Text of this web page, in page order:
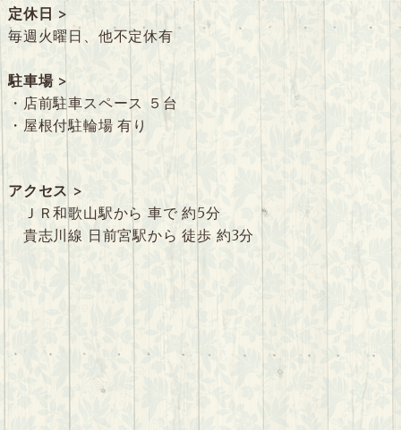
定休日 >
毎週火曜日、他不定休有
駐車場 >
・店前駐車スペース ５台
・屋根付駐輪場 有り
アクセス >
ＪＲ和歌山駅から 車で 約5分
貴志川線 日前宮駅から 徒歩 約3分